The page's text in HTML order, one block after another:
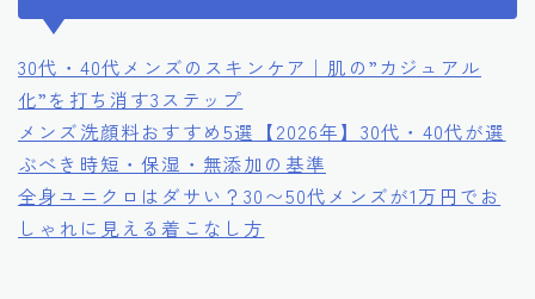
30代・40代メンズのスキンケア｜肌の”カジュアル
化”を打ち消す3ステップ
メンズ洗顔料おすすめ5選【2026年】30代・40代が選
ぶべき時短・保湿・無添加の基準
全身ユニクロはダサい？30〜50代メンズが1万円でお
しゃれに見える着こなし方